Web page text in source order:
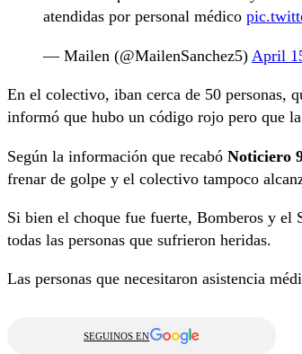
atendidas por personal médico
— Mailen (@MailenSanchez5) April
En el colectivo, iban cerca de 50 personas,
informó que hubo un código rojo pero que
Según la información que recabó Noticiero
frenar de golpe y el colectivo tampoco
Si bien el choque fue fuerte, Bomberos y el
todas las personas que sufrieron heridas.
Las personas que necesitaron asistencia
SEGUINOS EN